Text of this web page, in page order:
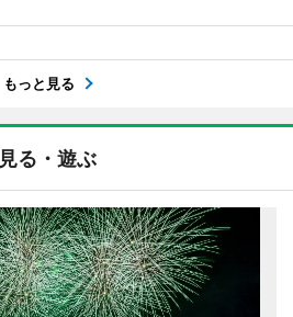
もっと見る
見る・遊ぶ